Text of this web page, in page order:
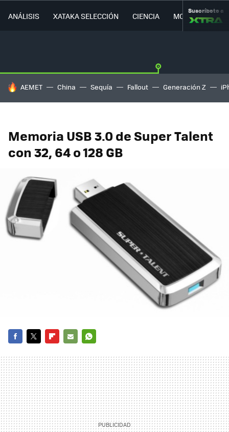
ANÁLISIS XATAKA SELECCIÓN CIENCIA MOVILIDAD
Suscríbete a
HOY SE HABLA DE
AEMET China Sequía Fallout Generación Z
Memoria USB 3.0 de Super Talent
con 32, 64 o 128 GB
MAIL